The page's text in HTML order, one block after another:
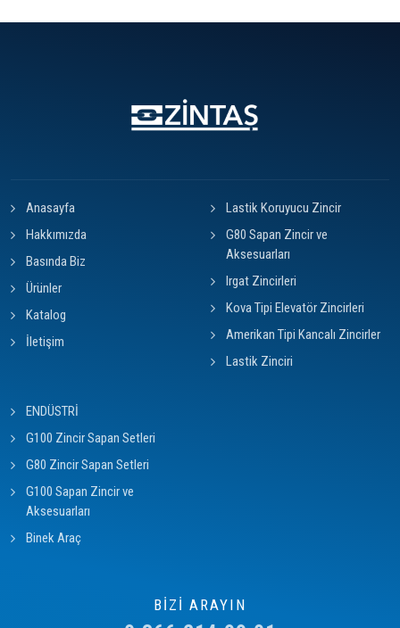
Anasayfa
Hakkımızda
Basında Biz
Ürünler
Katalog
İletişim
Lastik Koruyucu Zincir
G80 Sapan Zincir ve
Aksesuarları
Irgat Zincirleri
Kova Tipi Elevatör Zincirleri
Amerikan Tipi Kancalı Zincirler
Lastik Zinciri
ENDÜSTRİ
G100 Zincir Sapan Setleri
G80 Zincir Sapan Setleri
G100 Sapan Zincir ve
Aksesuarları
Binek Araç
BİZİ ARAYIN